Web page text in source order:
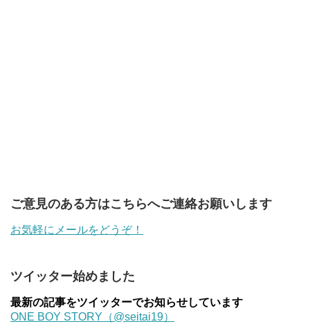
ご意見のある方はこちらへご連絡お願いします
お気軽にメールをどうぞ！
ツイッター始めました
最新の記事をツイッターでお知らせしています
ONE BOY STORY（@seitai19）